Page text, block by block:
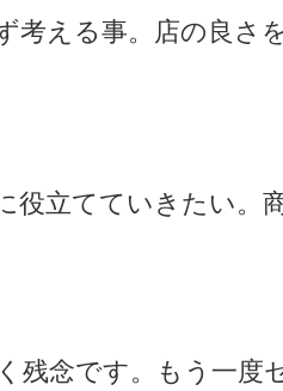
考える事。店の良さ
役立てていきたい。
残念です。もう一度